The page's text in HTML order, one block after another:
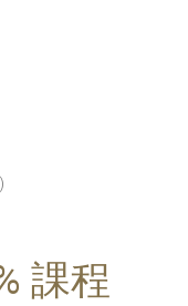
課程